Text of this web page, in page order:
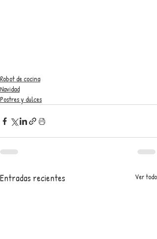
Robot de cocina
Navidad
Postres y dulces
Entradas recientes Ver todo